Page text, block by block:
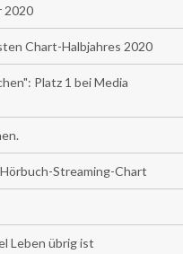
2020
Chart-Halbjahres 2020
Platz 1 bei Media
Streaming-Chart
Leben übrig ist